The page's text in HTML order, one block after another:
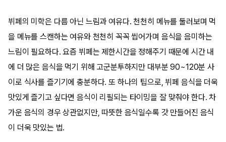
뷔페의 미학은 다름 아닌 느림과 여유다. 천천히 메뉴를 둘러보며 먹
을 메뉴를 스캔하는 여유와 천천히 꼭꼭 씹어가며 음식을 음미하는
느림이 필요하다. 요즘 뷔페는 제한시간을 정해주기 때문에 시간 내
에 더 많은 음식을 먹기 위해 고군분투하지만 대부분 90~120분 사
이로 식사를 즐기기에 충분하다. 또 하나의 팁으로, 뷔페 음식을 더욱
맛있게 즐기고 싶다면 음식이 리필되는 타이밍을 잘 맞춰야 한다. 차
가운 음식의 경우 상관없지만, 따뜻한 음식일수록 갓 만들어진 음식
이 더욱 맛있는 법.